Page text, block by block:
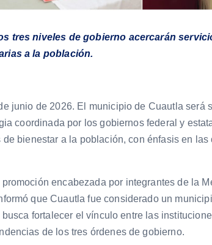
tres niveles de gobierno acercarán
a la población.
junio de 2026. El municipio de Cuautla será
coordinada por los gobiernos federal y
bienestar a la población, con énfasis en
encabezada por integrantes de la
que Cuautla fue considerado un
fortalecer el vínculo entre las
de los tres órdenes de gobierno.